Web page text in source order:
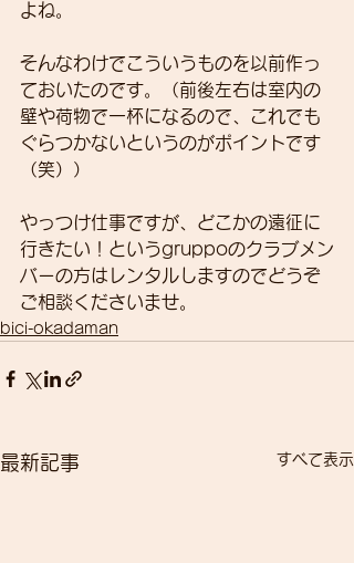
よね。
そんなわけでこういうものを以前作っ
ておいたのです。（前後左右は室内の
壁や荷物で一杯になるので、これでも
ぐらつかないというのがポイントです
（笑））
やっつけ仕事ですが、どこかの遠征に
行きたい！というgruppoのクラブメン
バーの方はレンタルしますのでどうぞ
ご相談くださいませ。
bici-okadaman
最新記事 すべて表示